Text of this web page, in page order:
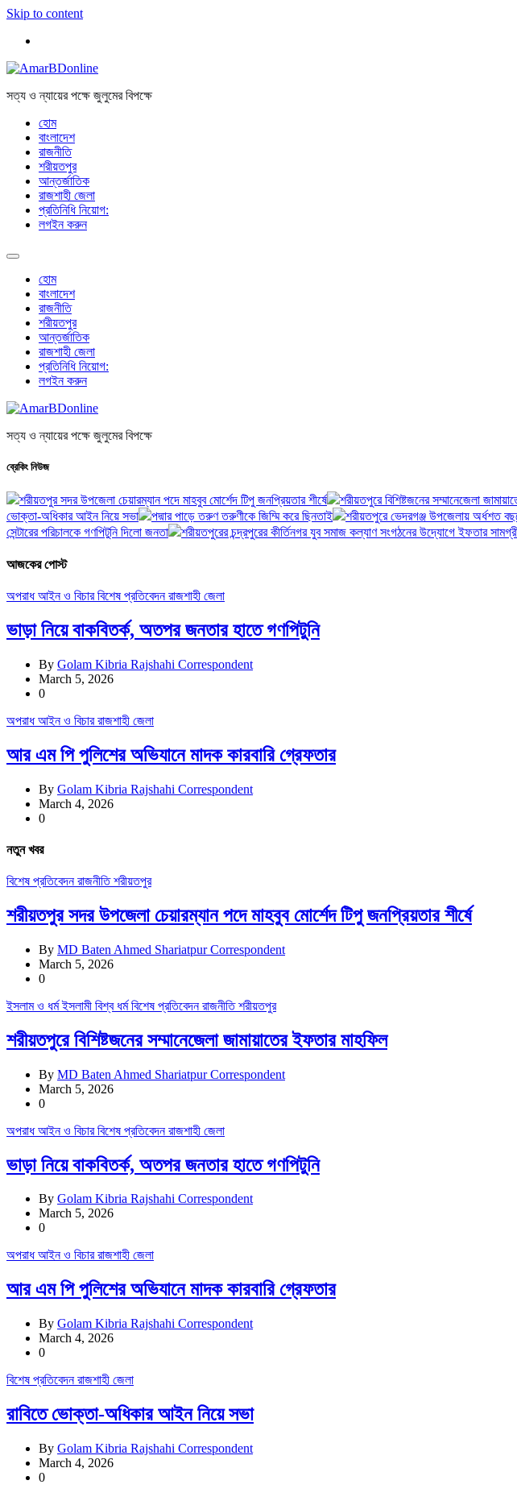
Skip to content
সত্য ও ন্যায়ের পক্ষে জুলুমের বিপক্ষে
হোম
বাংলাদেশ
রাজনীতি
শরীয়তপুর
আন্তর্জাতিক
রাজশাহী জেলা
প্রতিনিধি নিয়োগ:
লগইন করুন
হোম
বাংলাদেশ
রাজনীতি
শরীয়তপুর
আন্তর্জাতিক
রাজশাহী জেলা
প্রতিনিধি নিয়োগ:
লগইন করুন
সত্য ও ন্যায়ের পক্ষে জুলুমের বিপক্ষে
ব্রেকিং নিউজ
শরীয়তপুর সদর উপজেলা চেয়ারম্যান পদে মাহবুব মোর্শেদ টিপু জনপ্রিয়তার শীর্ষে শরীয়তপুরে বিশিষ্টজনের সম্মানেজেলা
ভোক্তা-অধিকার আইন নিয়ে সভা
পদ্মার পাড়ে তরুণ তরুণীকে জিম্মি করে ছিনতাই শরীয়তপুরে ভেদরগঞ্জ উপজেলায় অর্ধশত
সেন্টারের পরিচালকে গণপিটুনি দিলো জনতা
শরীয়তপুরের চন্দ্রপুরের কীর্তিনগর যুব সমাজ কল্যাণ সংগঠনের উদ্যোগে ইফতার
আজকের পোস্ট
অপরাধআইন ও বিচারবিশেষ প্রতিবেদনরাজশাহী জেলা
ভাড়া নিয়ে বাকবিতর্ক, অতপর জনতার হাতে গণপিটুনি
By Golam Kibria Rajshahi Correspondent
March 5, 2026
0
অপরাধআইন ও বিচাররাজশাহী জেলা
আর এম পি পুলিশের অভিযানে মাদক কারবারি গ্রেফতার
By Golam Kibria Rajshahi Correspondent
March 4, 2026
0
নতুন খবর
বিশেষ প্রতিবেদনরাজনীতিশরীয়তপুর
শরীয়তপুর সদর উপজেলা চেয়ারম্যান পদে মাহবুব মোর্শেদ টিপু জনপ্রিয়তার শীর্ষে
By MD Baten Ahmed Shariatpur Correspondent
March 5, 2026
0
ইসলাম ও ধর্মইসলামী বিশ্ব ধর্মবিশেষ প্রতিবেদনরাজনীতিশরীয়তপুর
শরীয়তপুরে বিশিষ্টজনের সম্মানেজেলা জামায়াতের ইফতার মাহফিল
By MD Baten Ahmed Shariatpur Correspondent
March 5, 2026
0
অপরাধআইন ও বিচারবিশেষ প্রতিবেদনরাজশাহী জেলা
ভাড়া নিয়ে বাকবিতর্ক, অতপর জনতার হাতে গণপিটুনি
By Golam Kibria Rajshahi Correspondent
March 5, 2026
0
অপরাধআইন ও বিচাররাজশাহী জেলা
আর এম পি পুলিশের অভিযানে মাদক কারবারি গ্রেফতার
By Golam Kibria Rajshahi Correspondent
March 4, 2026
0
বিশেষ প্রতিবেদনরাজশাহী জেলা
রাবিতে ভোক্তা-অধিকার আইন নিয়ে সভা
By Golam Kibria Rajshahi Correspondent
March 4, 2026
0